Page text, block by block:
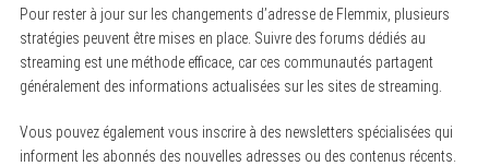
Pour rester à jour sur les changements d’adresse de Flemmix, plusieurs
stratégies peuvent être mises en place. Suivre des forums dédiés au
streaming est une méthode efficace, car ces communautés partagent
généralement des informations actualisées sur les sites de streaming.
Vous pouvez également vous inscrire à des newsletters spécialisées qui
informent les abonnés des nouvelles adresses ou des contenus récents.